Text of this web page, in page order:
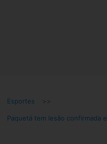
Esportes >>
Paquetá tem lesão confirmada e